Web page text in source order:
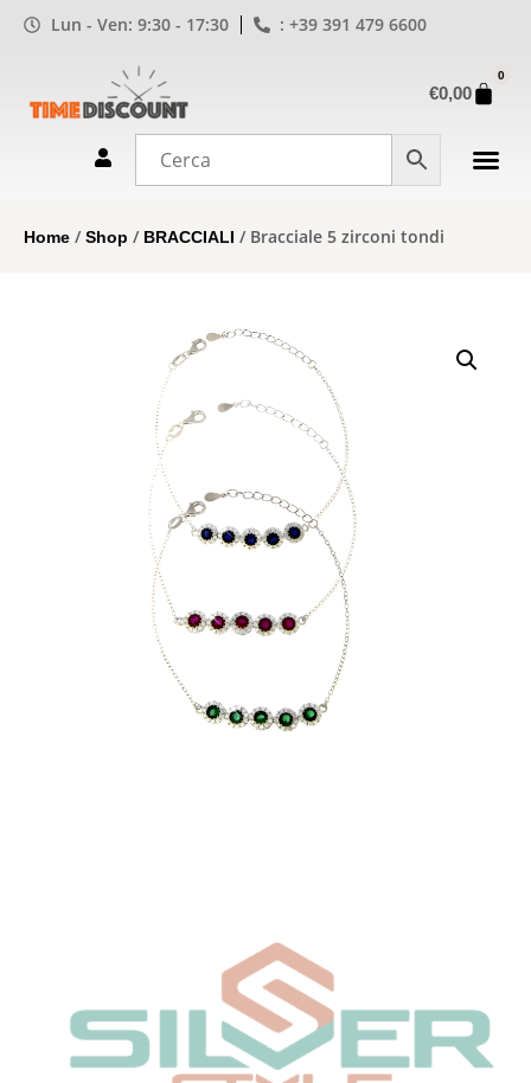
Lun - Ven: 9:30 - 17:30 : +39 391 479 6600
€0,00
0
Home /Shop / BRACCIALI / Bracciale 5 zirconi tondi